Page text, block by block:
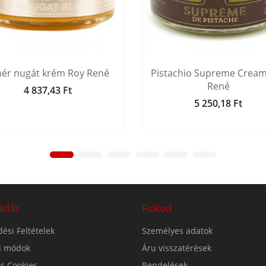
nugát krém Roy René
Ár
4 837,43 Ft
Pistachio Supreme
René
Ár
5 250,18 Ft
Feltételek
módok
Fiókod
Személyes adatok
Áru visszatérések